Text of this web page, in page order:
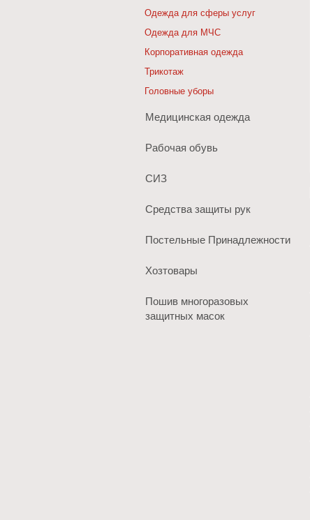
Одежда для сферы услуг
Одежда для МЧС
Корпоративная одежда
Трикотаж
Головные уборы
Медицинская одежда
Рабочая обувь
СИЗ
Средства защиты рук
Постельные Принадлежности
Хозтовары
Пошив многоразовых
защитных масок